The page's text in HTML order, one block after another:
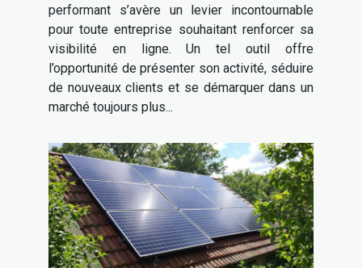
performant s’avère un levier incontournable
pour toute entreprise souhaitant renforcer sa
visibilité en ligne. Un tel outil offre
l’opportunité de présenter son activité, séduire
de nouveaux clients et se démarquer dans un
marché toujours plus...